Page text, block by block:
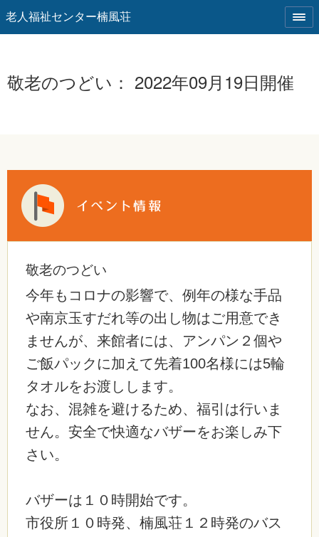
老人福祉センター楠風荘
敬老のつどい： 2022年09月19日開催
敬老のつどい
今年もコロナの影響で、例年の様な手品
や南京玉すだれ等の出し物はご用意でき
ませんが、来館者には、アンパン２個や
ご飯パックに加えて先着100名様には5輪
タオルをお渡しします。
なお、混雑を避けるため、福引は行いま
せん。安全で快適なバザーをお楽しみ下
さい。
バザーは１０時開始です。
市役所１０時発、楠風荘１２時発のバス